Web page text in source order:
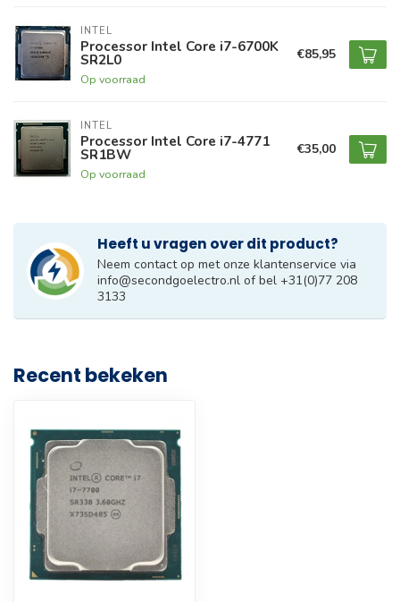
INTEL
Processor Intel Core i7-6700K
SR2L0
Op voorraad
€85,95
INTEL
Processor Intel Core i7-4771
SR1BW
Op voorraad
€35,00
Heeft u vragen over dit product?
Neem contact op met onze klantenservice via
info@secondgoelectro.nl of bel +31(0)77 208
3133
Recent bekeken